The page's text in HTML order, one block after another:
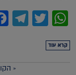
קרא עוד
«